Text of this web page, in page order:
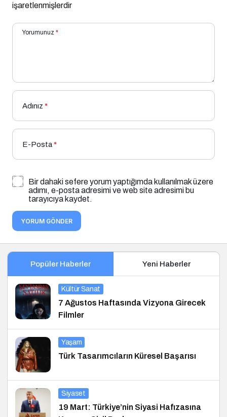
işaretlenmişlerdir
Yorumunuz *
Adınız *
E-Posta*
Bir dahaki sefere yorum yaptığımda kullanılmak üzere
adımı, e-posta adresimi ve web site adresimi bu
tarayıcıya kaydet.
YORUM GÖNDER
Popüler Haberler Yeni Haberler
Kültür Sanat
7 Ağustos Haftasında Vizyona Girecek
Filmler
Yaşam
Türk Tasarımcıların Küresel Başarısı
Siyaset
19 Mart: Türkiye’nin Siyasi Hafızasına